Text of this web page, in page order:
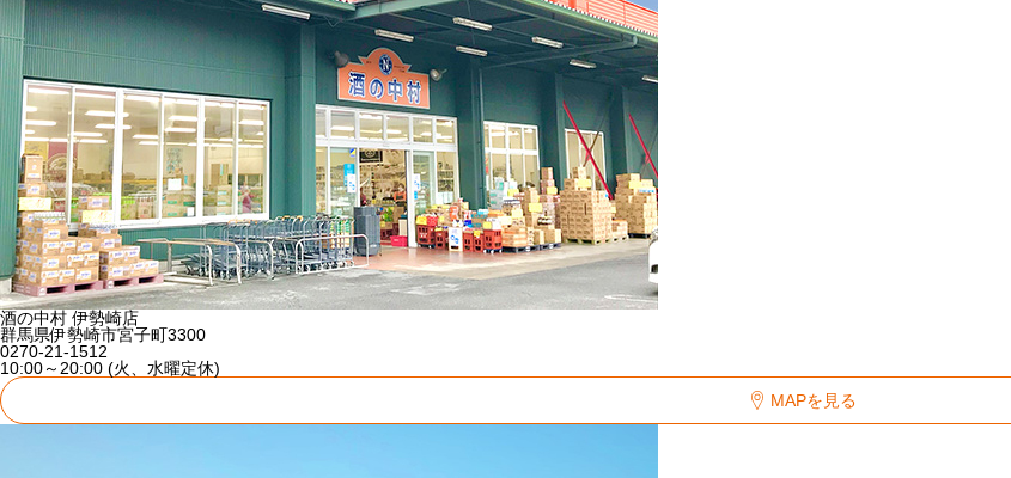
酒の中村 伊勢崎店
群馬県伊勢崎市宮子町3300
0270-21-1512
10:00～20:00 (火、水曜定休)
MAPを見る